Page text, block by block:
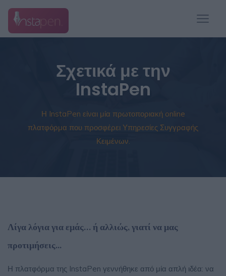
Σχετικά με την
InstaPen
Η InstaPen είναι μία πρωτοποριακή online
πλατφόρμα που προσφέρει Υπηρεσίες Συγγραφής
Κειμένων.
Λίγα λόγια για εμάς… ή αλλιώς, γιατί να μας
προτιμήσεις...
Η πλατφόρμα της InstaPen γεννήθηκε από μία απλή ιδέα: να